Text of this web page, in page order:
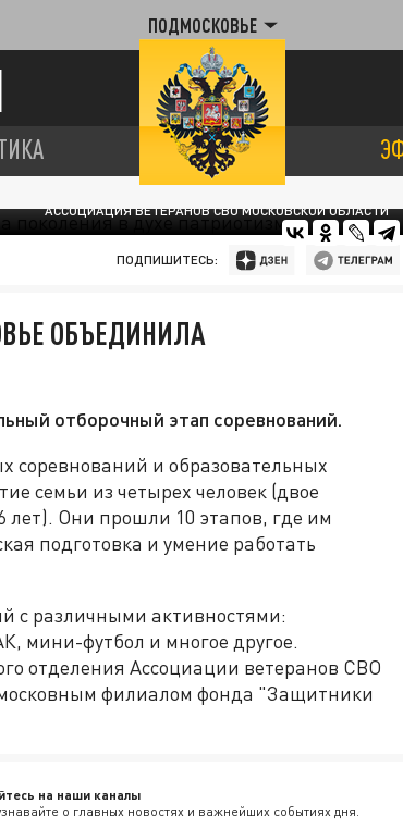
ПОДМОСКОВЬЕ
АССОЦИАЦИЯ ВЕТЕРАНОВ СВО МОСКОВСКОЙ ОБЛАСТИ
ПОДПИШИТЕСЬ:
ОБЪЕДИНИЛА
отборочный этап соревнований.
соревнований и образовательных
семьи из четырех человек (двое
лет). Они прошли 10 этапов, где им
подготовка и умение работать
с различными активностями:
мини-футбол и многое другое.
отделения Ассоциации ветеранов СВО
филиалом фонда "Защитники
на наши каналы
о главных новостях и важнейших событиях дня.